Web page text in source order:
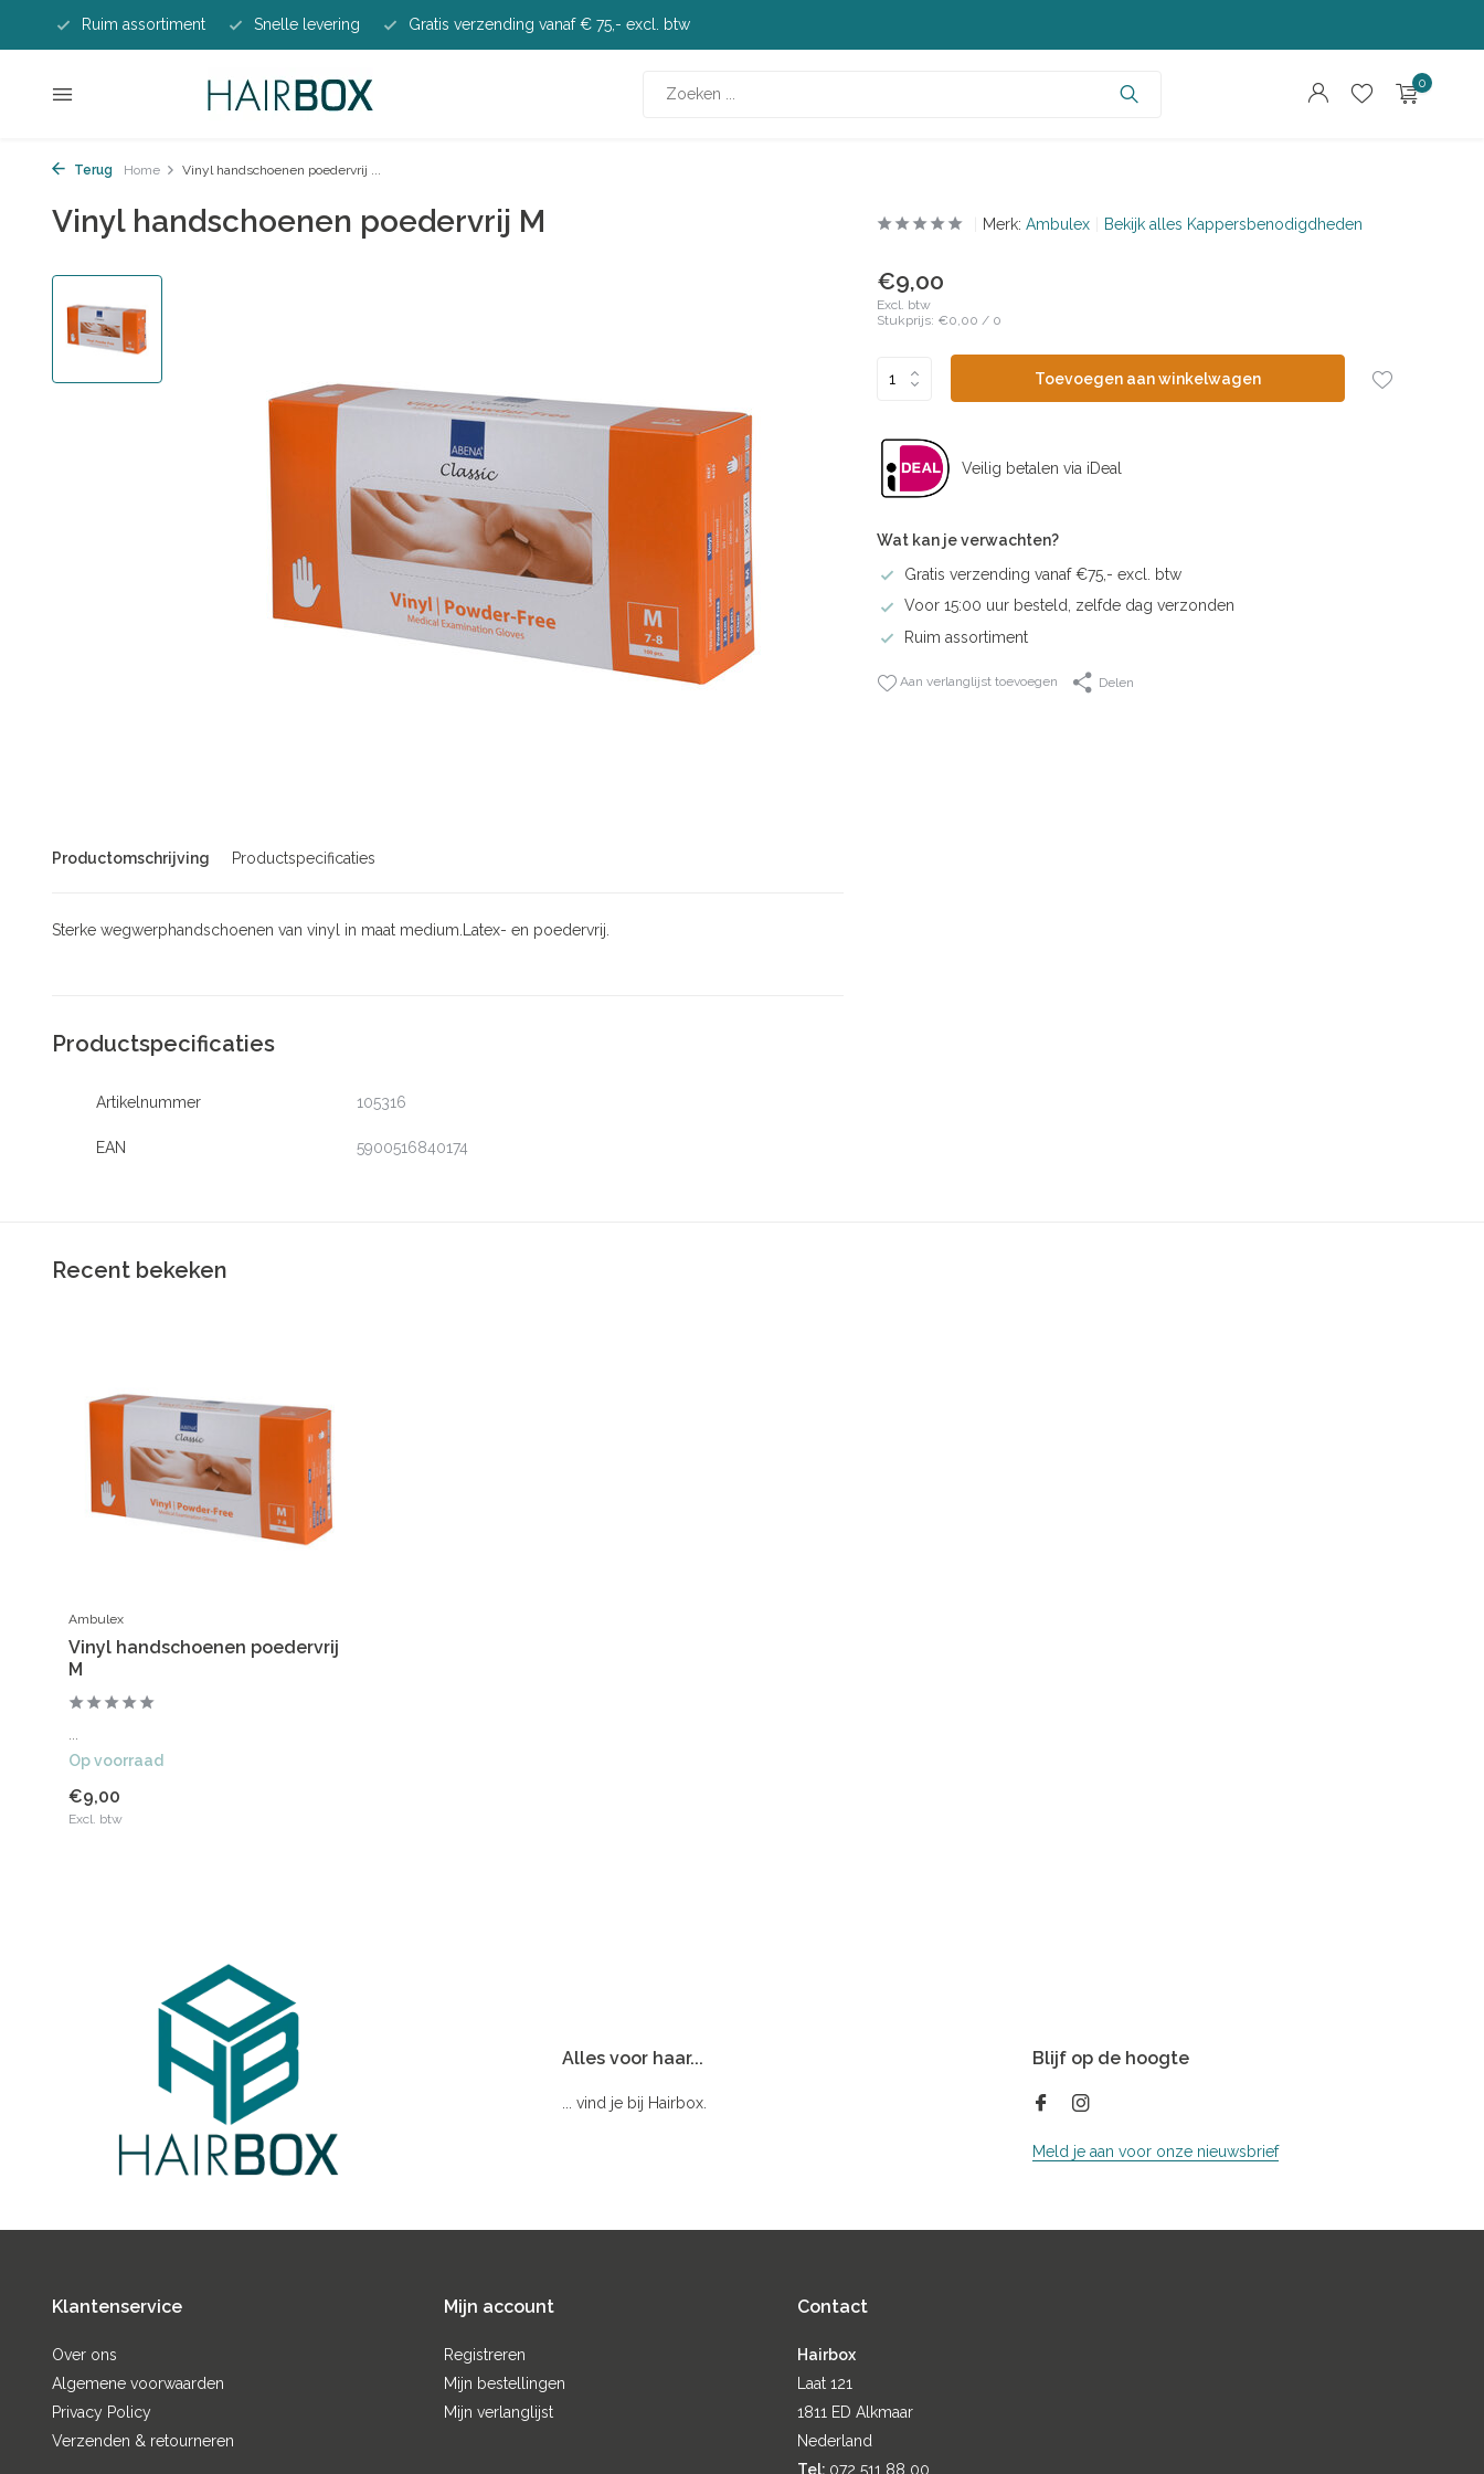
Ruim assortiment Snelle levering Gratis verzending vanaf € 75,- excl. btw
0
Terug Home Vinyl handschoenen poedervrij ...
Vinyl handschoenen poedervrij M
Productomschrijving Productspecificaties
Sterke wegwerphandschoenen van vinyl in maat medium.Latex- en poedervrij.
Productspecificaties
Artikelnummer 105316
EAN 5900516840174
Merk: Ambulex Bekijk alles Kappersbenodigdheden
€9,00
Excl. btw
Stukprijs: €0,00 / 0
Toevoegen aan winkelwagen
Veilig betalen via iDeal
Wat kan je verwachten?
Gratis verzending vanaf €75,- excl. btw
Voor 15:00 uur besteld, zelfde dag verzonden
Ruim assortiment
Aan verlanglijst toevoegen Delen
Recent bekeken
Ambulex
Vinyl handschoenen poedervrij
M
Op voorraad
€9,00
Excl. btw
Alles voor haar...
... vind je bij Hairbox.
Blijf op de hoogte
Meld je aan voor onze nieuwsbrief
Klantenservice
Over ons
Algemene voorwaarden
Privacy Policy
Verzenden & retourneren
Mijn account
Registreren
Mijn bestellingen
Mijn verlanglijst
Contact
Hairbox
Laat 121
1811 ED Alkmaar
Nederland
Tel: 072 511 88 00